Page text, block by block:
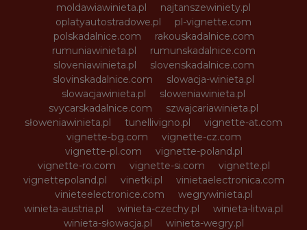
moldawiawinieta.pl
najtanszewiniety.pl
oplatyautostradowe.pl
pl-vignette.com
polskadalnice.com
rakouskadalnice.com
rumuniawinieta.pl
rumunskadalnice.com
sloveniawinieta.pl
slovenskadalnice.com
slovinskadalnice.com
slowacja-winieta.pl
slowacjawinieta.pl
sloweniawinieta.pl
svycarskadalnice.com
szwajcariawinieta.pl
słoweniawinieta.pl
tunellivigno.pl
vignette-at.com
vignette-bg.com
vignette-cz.com
vignette-pl.com
vignette-poland.pl
vignette-ro.com
vignette-si.com
vignette.pl
vignettepoland.pl
vinetki.pl
vinietaelectronica.com
vinieteelectronice.com
wegrywinieta.pl
winieta-austria.pl
winieta-czechy.pl
winieta-litwa.pl
winieta-słowacja.pl
winieta-wegry.pl